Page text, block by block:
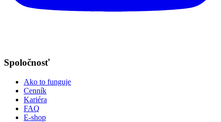
Spoločnosť
Ako to funguje
Cenník
Kariéra
FAQ
E-shop